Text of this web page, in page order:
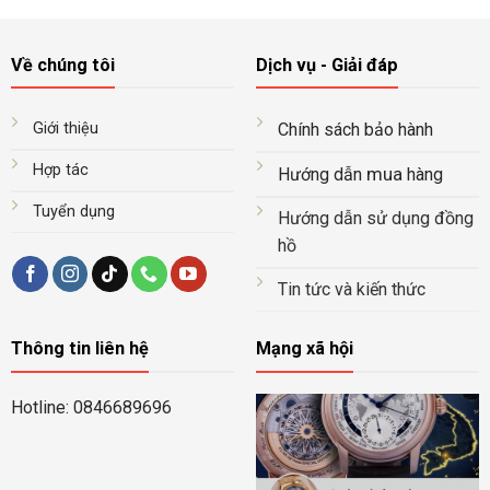
Về chúng tôi
Giới thiệu
Hợp tác
Tuyển dụng
Dịch vụ - Giải đáp
Chính sách bảo hành
Hướng dẫn muahàng
Hướng dẫn sử dụng đồng
hồ
Tin tức và kiến thức
Thông tin liên hệ
Hotline: 0846689696
Mạng xã hội